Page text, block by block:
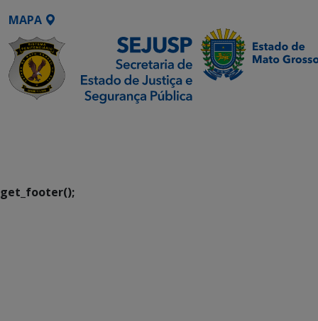
MAPA
get_footer();